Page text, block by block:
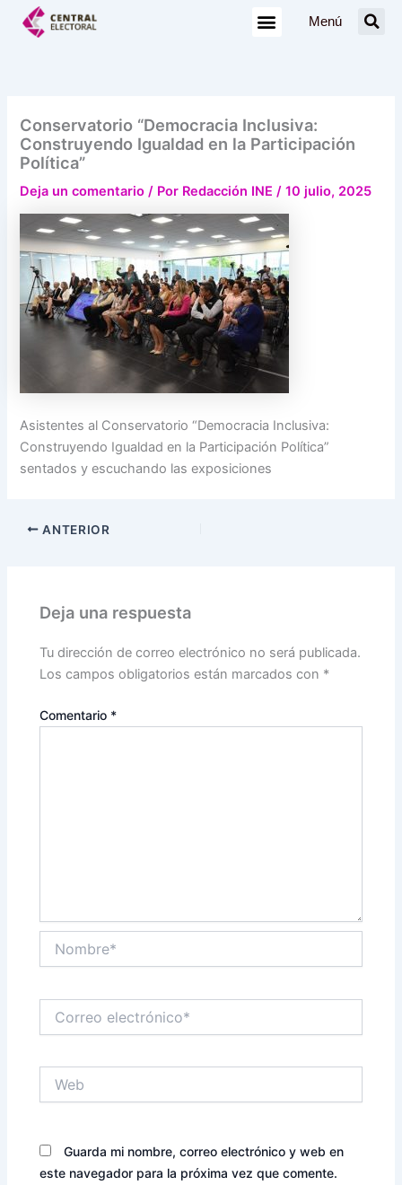
Menú
Conservatorio “Democracia Inclusiva:
Construyendo Igualdad en la Participación
Política”
Deja un comentario / Por Redacción INE/10 julio, 2025
Asistentes al Conservatorio “Democracia Inclusiva:
Construyendo Igualdad en la Participación Política”
sentados y escuchando las exposiciones
ANTERIOR
Deja una respuesta
Tu dirección de correo electrónico no será publicada.
Los campos obligatorios están marcados con *
Comentario *
electrónico*
Guarda mi nombre, correo electrónico y web en
este navegador para la próxima vez que comente.